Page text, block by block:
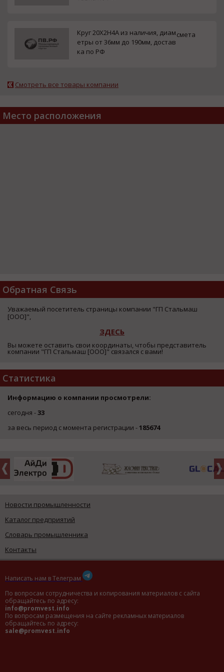
Круг 20Х2Н4А из наличия, диам
етры от 36мм до 190мм, достав
ка по РФ
смета
Смотреть все товары компании
Место расположения
Обратная Связь
Уважаемый посетитель страницы компании "ГП Стальмаш
[ООО]",
ЗДЕСЬ
Вы можете оставить свои координаты, чтобы представитель
компании "ГП Стальмаш [ООО]" связался с вами!
Статистика
Информацию о компании просмотрели:
сегодня -33
за весь период с момента регистрации -185674
Новости промышленности
Каталог предприятий
Словарь промышленника
Контакты
Написать нам в Телеграм
По вопросам сотрудничества и копирования материалов с сайта
обращайтесь по адресу:
info@promvest.info
По вопросам размещения на сайте рекламных материалов
обращайтесь по адресу:
sale@promvest.info